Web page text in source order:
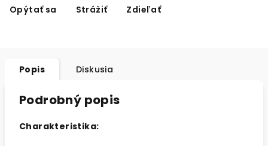
Opýtať sa Strážiť Zdieľať
Popis Diskusia
Podrobný popis
Charakteristika: